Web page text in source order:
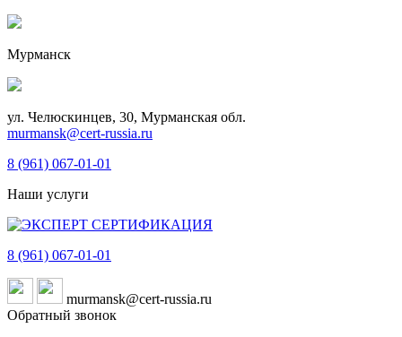
Мурманск
ул. Челюскинцев, 30, Мурманская обл.
murmansk@cert-russia.ru
8 (961) 067-01-01
Наши услуги
8 (961) 067-01-01
murmansk@cert-russia.ru
Обратный звонок